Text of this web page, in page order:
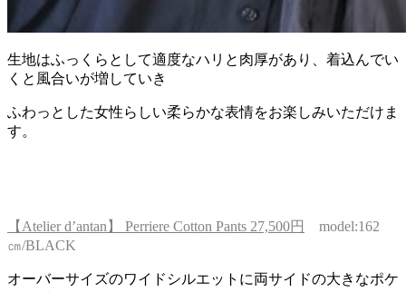
生地はふっくらとして適度なハリと肉厚があり、着込んでい
くと風合いが増していき
ふわっとした女性らしい柔らかな表情をお楽しみいただけま
す。
【Atelier d’antan】 Perriere Cotton Pants 27,500円
model:162
㎝/BLACK
オーバーサイズのワイドシルエットに両サイドの大きなポケ